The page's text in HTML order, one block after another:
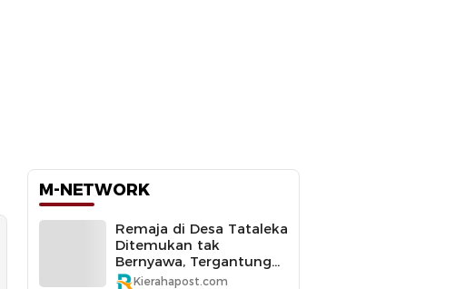
M-NETWORK
Remaja di Desa Tataleka
Ditemukan tak
Bernyawa, Tergantung
di Pohon Mangga
Kierahapost.com